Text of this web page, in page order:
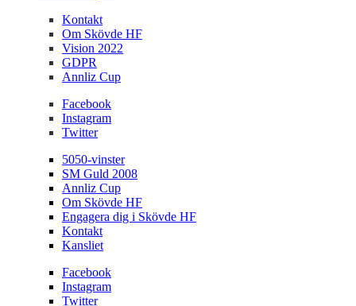
Kontakt
Om Skövde HF
Vision 2022
GDPR
Annliz Cup
Facebook
Instagram
Twitter
5050-vinster
SM Guld 2008
Annliz Cup
Om Skövde HF
Engagera dig i Skövde HF
Kontakt
Kansliet
Facebook
Instagram
Twitter